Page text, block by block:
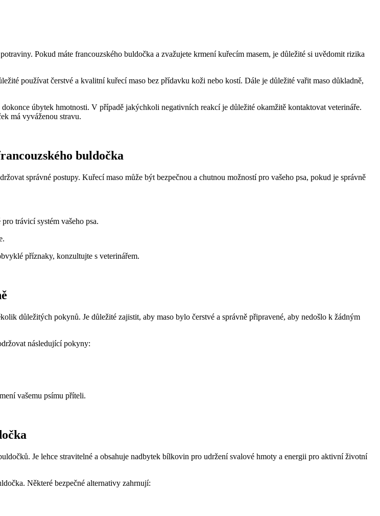
Pokud máte francouzského buldočka a zvažujete krmení kuřecím masem, je důležité si uvědomit rizika
používat čerstvé a kvalitní kuřecí maso bez přídavku koži nebo kostí. Dále je důležité vařit maso důkladně,
úbytek hmotnosti. V případě jakýchkoli negativních reakcí je důležité okamžitě kontaktovat veterináře.
má vyváženou stravu.
buldočka
správné postupy. Kuřecí maso může být bezpečnou a chutnou možností pro vašeho psa, pokud je správně
trávicí systém vašeho psa.
příznaky, konzultujte s veterinářem.
důležitých pokynů. Je důležité zajistit, aby maso bylo čerstvé a správně připravené, aby nedošlo k žádným
následující pokyny:
vašemu psímu příteli.
Je lehce stravitelné a obsahuje nadbytek bílkovin pro udržení svalové hmoty a energii pro aktivní životní
Některé bezpečné alternativy zahrnují: